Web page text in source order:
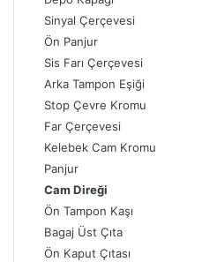
Sinyal Çerçevesi
Ön Panjur
Sis Farı Çerçevesi
Arka Tampon Eşiği
Stop Çevre Kromu
Far Çerçevesi
Kelebek Cam Kromu
Panjur
Cam Direği
Ön Tampon Kaşı
Bagaj Üst Çıta
Ön Kaput Çıtası